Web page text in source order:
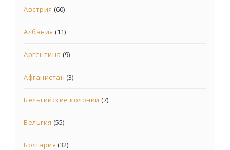
Австрия (60)
Албания (11)
Аргентина (9)
Афганистан (3)
Бельгийские колонии (7)
Бельгия (55)
Болгария (32)